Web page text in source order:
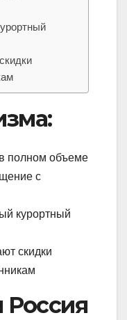
полном объеме
с
курортный
скидки
Россия